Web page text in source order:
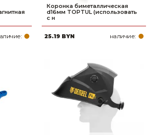
Коронка биметаллическая
d16мм TOPTUL (использовать
с н
25.19 BYN наличие: